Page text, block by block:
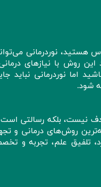
هستید، نوردرمانی
روش با نیازهای
اما نوردرمانی نباید
شود.
نیست، بلکه رسالتی است
روش‌های درمانی و
تلفیق علم، تجربه و